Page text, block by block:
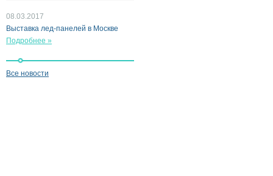
08.03.2017
Выставка лед-панелей в Москве
Подробнее »
Все новости